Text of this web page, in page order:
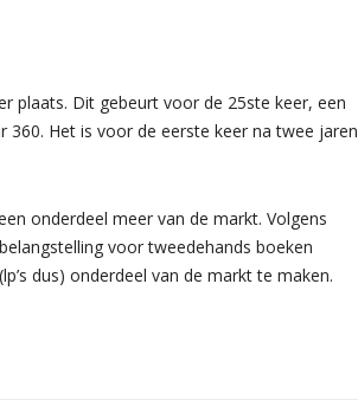
plaats. Dit gebeurt voor de 25ste keer, een
360. Het is voor de eerste keer na twee jaren
onderdeel meer van de markt. Volgens
voor tweedehands boeken
dus) onderdeel van de markt te maken.